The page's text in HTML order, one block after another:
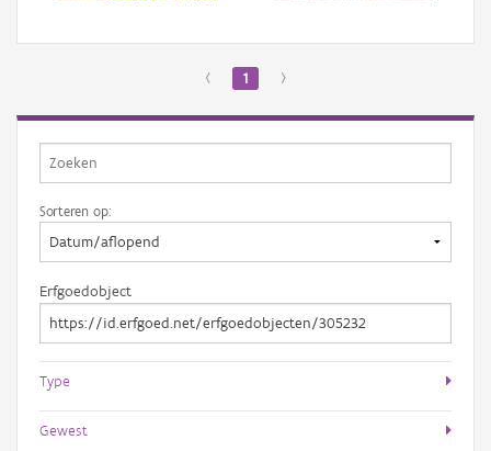
‹ 1 ›
Sorteren op:
Erfgoedobject
Type
Gewest